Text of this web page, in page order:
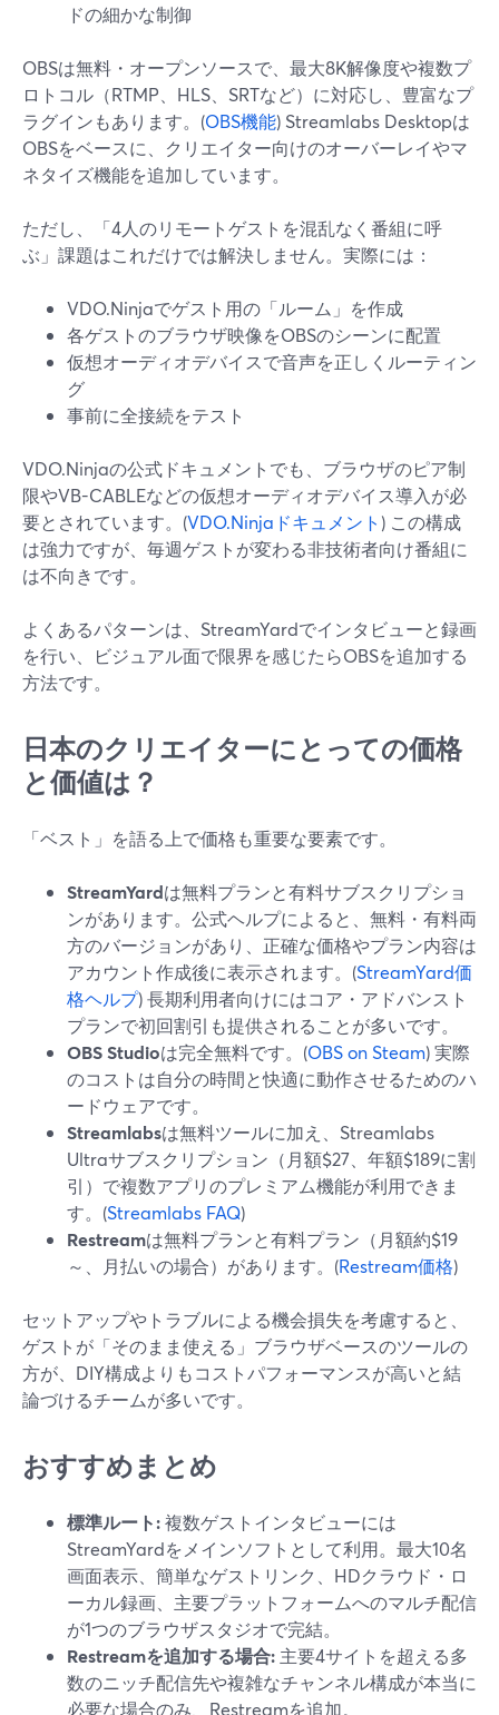
ドの細かな制御
OBSは無料・オープンソースで、最大8K解像度や複数プ
ロトコル（RTMP、HLS、SRTなど）に対応し、豊富なプ
ラグインもあります。(OBS機能) Streamlabs Desktopは
OBSをベースに、クリエイター向けのオーバーレイやマ
ネタイズ機能を追加しています。
ただし、「4人のリモートゲストを混乱なく番組に呼
ぶ」課題はこれだけでは解決しません。実際には：
VDO.Ninjaでゲスト用の「ルーム」を作成
各ゲストのブラウザ映像をOBSのシーンに配置
仮想オーディオデバイスで音声を正しくルーティン
グ
事前に全接続をテスト
VDO.Ninjaの公式ドキュメントでも、ブラウザのピア制
限やVB-CABLEなどの仮想オーディオデバイス導入が必
要とされています。(VDO.Ninjaドキュメント ) この構成
は強力ですが、毎週ゲストが変わる非技術者向け番組に
は不向きです。
よくあるパターンは、StreamYardでインタビューと録画
を行い、ビジュアル面で限界を感じたらOBSを追加する
方法です。
日本のクリエイターにとっての価格
と価値は？
「ベスト」を語る上で価格も重要な要素です。
StreamYardは無料プランと有料サブスクリプショ
ンがあります。公式ヘルプによると、無料・有料両
方のバージョンがあり、正確な価格やプラン内容は
アカウント作成後に表示されます。(StreamYard価
格ヘルプ) 長期利用者向けにはコア・アドバンスト
プランで初回割引も提供されることが多いです。
OBS Studioは完全無料です。(OBS on Steam) 実際
のコストは自分の時間と快適に動作させるためのハ
ードウェアです。
Streamlabsは無料ツールに加え、Streamlabs
Ultraサブスクリプション（月額$27、年額$189に割
引）で複数アプリのプレミアム機能が利用できま
す。(Streamlabs FAQ)
Restreamは無料プランと有料プラン（月額約$19
～、月払いの場合）があります。(Restream価格)
セットアップやトラブルによる機会損失を考慮すると、
ゲストが「そのまま使える」ブラウザベースのツールの
方が、DIY構成よりもコストパフォーマンスが高いと結
論づけるチームが多いです。
おすすめまとめ
標準ルート:複数ゲストインタビューには
StreamYardをメインソフトとして利用。最大10名
画面表示、簡単なゲストリンク、HDクラウド・ロ
ーカル録画、主要プラットフォームへのマルチ配信
が1つのブラウザスタジオで完結。
Restreamを追加する場合: 主要4サイトを超える多
数のニッチ配信先や複雑なチャンネル構成が本当に
必要な場合のみ、Restreamを追加。